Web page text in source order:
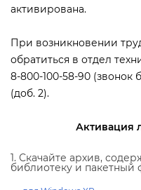
активирована.
При возникновении
обратиться в отдел
8-800-100-58-90 (звонок
(доб. 2).
Активация
1. Скачайте архив,
иблиотеку и пакетный